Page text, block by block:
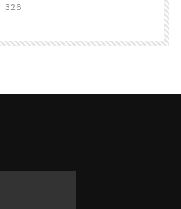
326